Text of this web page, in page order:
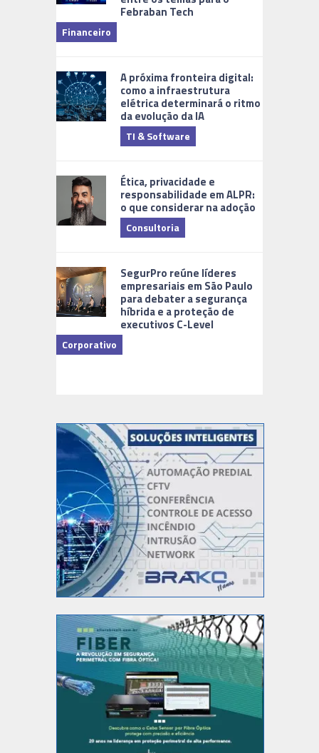
Febraban Tech
Financeiro
A próxima fronteira digital:
como a infraestrutura
elétrica determinará o ritmo
da evolução da IA
TI & Software
Ética, privacidade e
responsabilidade em ALPR:
o que considerar na adoção
Consultoria
SegurPro reúne líderes
empresariais em São Paulo
para debater a segurança
híbrida e a proteção de
executivos C-Level
Corporativo